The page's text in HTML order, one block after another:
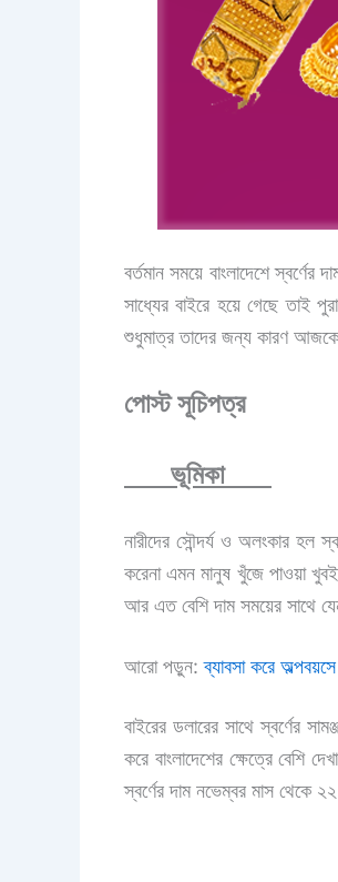
বর্তমান সময়ে বাংলাদেশে
সাধ্যের বাইরে হয়ে গেছে তাই
শুধুমাত্র তাদের জন্য কারণ
পোস্ট সূচিপত্র
ভূমিকা
নারীদের সৌন্দর্য ও অলংকার হল
করেনা এমন মানুষ খুঁজে পাওয়া খুবই
আর এত বেশি দাম সময়ের সাথে
আরো পড়ুন:ব্যাবসা করে
বাইরের ডলারের সাথে স্বর্ণের
করে বাংলাদেশের ক্ষেত্রে বেশি
স্বর্ণের দাম নভেম্বর মাস থেকে